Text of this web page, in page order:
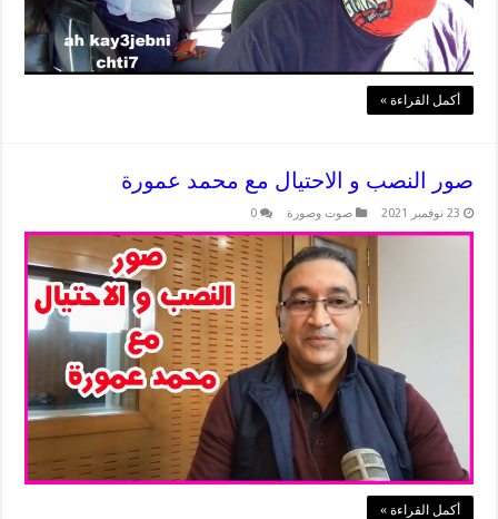
أكمل القراءة »
صور النصب و الاحتيال مع محمد عمورة
23 نوفمبر 2021 صوت وصورة 0
أكمل القراءة »